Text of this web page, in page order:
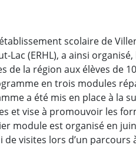
scolaire de
Lac (ERHL), a ainsi
la région aux élèves de
en trois modules
a été mis en place à la
et vise à promouvoir les
module est organisé en
visites lors d’un parcours